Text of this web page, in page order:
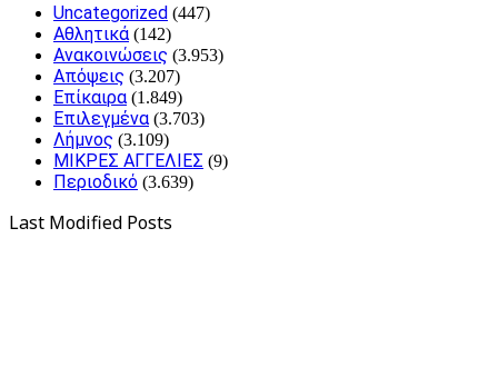
Uncategorized (447)
Αθλητικά (142)
Ανακοινώσεις (3.953)
Απόψεις (3.207)
Επίκαιρα (1.849)
Επιλεγμένα (3.703)
Λήμνος (3.109)
ΜΙΚΡΕΣ ΑΓΓΕΛΙΕΣ (9)
Περιοδικό (3.639)
Last Modified Posts